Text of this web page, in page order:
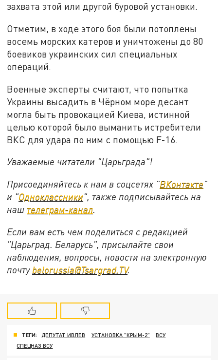
захвата этой или другой буровой установки.
Отметим, в ходе этого боя были потоплены
восемь морских катеров и уничтожены до 80
боевиков украинских сил специальных
операций.
Военные эксперты считают, что попытка
Украины высадить в Чёрном море десант
могла быть провокацией Киева, истинной
целью которой было выманить истребители
ВКС для удара по ним с помощью F-16.
Уважаемые читатели "Царьграда"!
Присоединяйтесь к нам в соцсетях "ВКонтакте"
и "Одноклассники", также подписывайтесь на
наш телеграм-канал.
Если вам есть чем поделиться с редакцией
"Царьград. Беларусь", присылайте свои
наблюдения, вопросы, новости на электронную
почту belorussia@Tsargrad.TV.
ТЕГИ: ДЕПУТАТ ИВЛЕВ УСТАНОВКА "КРЫМ-2"
ВСУ
СПЕЦНАЗ ВСУ